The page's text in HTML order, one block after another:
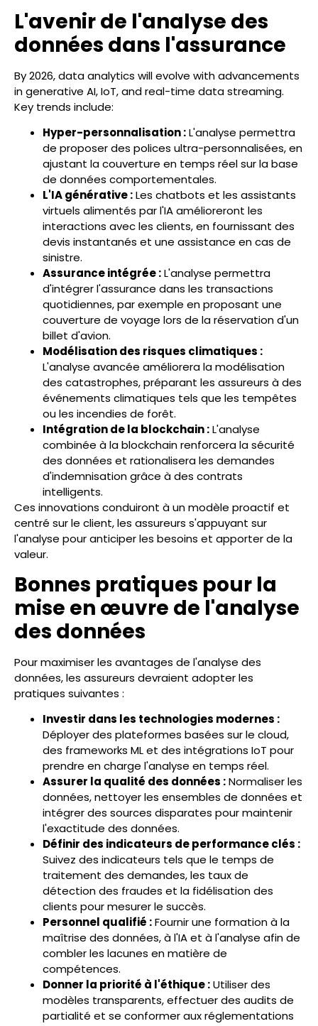
L'avenir de l'analyse des
données dans l'assurance
By 2026, data analytics will evolve with advancements
in generative AI, IoT, and real-time data streaming.
Key trends include:
Hyper-personnalisation :L'analyse permettra
de proposer des polices ultra-personnalisées, en
ajustant la couverture en temps réel sur la base
de données comportementales.
L'IA générative :Les chatbots et les assistants
virtuels alimentés par l'IA amélioreront les
interactions avec les clients, en fournissant des
devis instantanés et une assistance en cas de
sinistre.
Assurance intégrée :L'analyse permettra
d'intégrer l'assurance dans les transactions
quotidiennes, par exemple en proposant une
couverture de voyage lors de la réservation d'un
billet d'avion.
Modélisation des risques climatiques :
L'analyse avancée améliorera la modélisation
des catastrophes, préparant les assureurs à des
événements climatiques tels que les tempêtes
ou les incendies de forêt.
Intégration de la blockchain :L'analyse
combinée à la blockchain renforcera la sécurité
des données et rationalisera les demandes
d'indemnisation grâce à des contrats
intelligents.
Ces innovations conduiront à un modèle proactif et
centré sur le client, les assureurs s'appuyant sur
l'analyse pour anticiper les besoins et apporter de la
valeur.
Bonnes pratiques pour la
mise en œuvre de l'analyse
des données
Pour maximiser les avantages de l'analyse des
données, les assureurs devraient adopter les
pratiques suivantes :
Investir dans les technologies modernes :
Déployer des plateformes basées sur le cloud,
des frameworks ML et des intégrations IoT pour
prendre en charge l'analyse en temps réel.
Assurer la qualité des données :Normaliser les
données, nettoyer les ensembles de données et
intégrer des sources disparates pour maintenir
l'exactitude des données.
Définir des indicateurs de performance clés :
Suivez des indicateurs tels que le temps de
traitement des demandes, les taux de
détection des fraudes et la fidélisation des
clients pour mesurer le succès.
Personnel qualifié :Fournir une formation à la
maîtrise des données, à l'IA et à l'analyse afin de
combler les lacunes en matière de
compétences.
Donner la priorité à l'éthique :Utiliser des
modèles transparents, effectuer des audits de
partialité et se conformer aux réglementations